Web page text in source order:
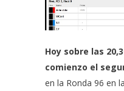
Hoy sobre las
comienzo el
en la Ronda 96 en